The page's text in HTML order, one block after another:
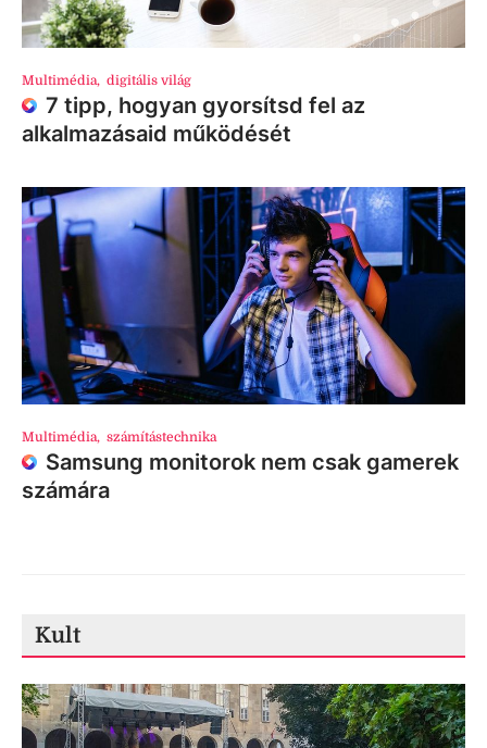
Multimédia, digitális világ
7 tipp, hogyan gyorsítsd fel az
alkalmazásaid működését
Multimédia, számítástechnika
Samsung monitorok nem csak gamerek
számára
Kult